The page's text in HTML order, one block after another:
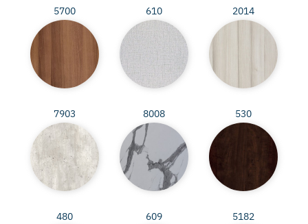
2014
610
5700
530
8008
7903
5182
609
480